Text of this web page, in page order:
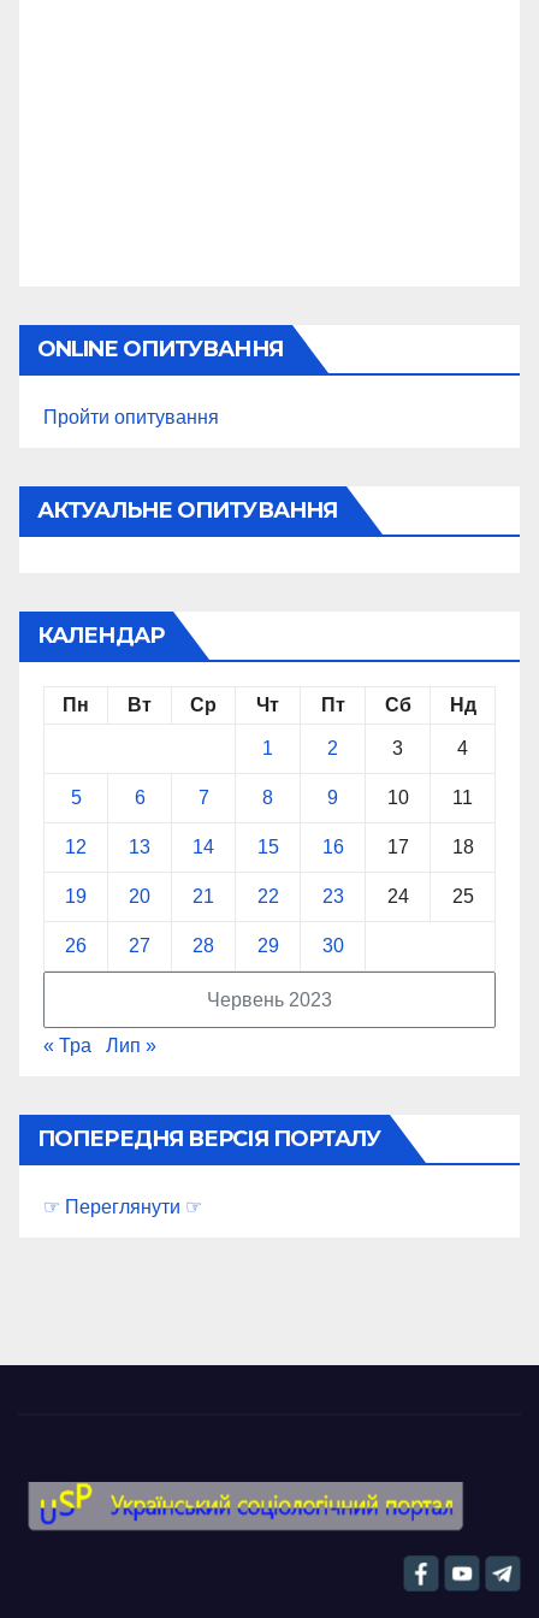
ONLINE ОПИТУВАННЯ
Пройти опитування
АКТУАЛЬНЕ ОПИТУВАННЯ
КАЛЕНДАР
Червень 2023
Пн Вт Ср Чт Пт Сб Нд
1 2 3 4
5 6 7 8 9 10 11
12 13 14 15 16 17 18
19 20 21 22 23 24 25
26 27 28 29 30
« Тра Лип »
ПОПЕРЕДНЯ ВЕРСІЯ ПОРТАЛУ
☞ Переглянути ☞